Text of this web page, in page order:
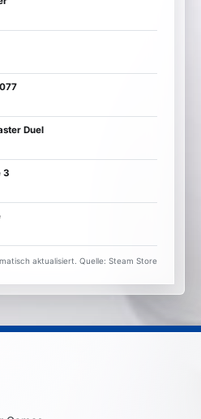
Duel
3
aktualisiert. Quelle: Steam Store